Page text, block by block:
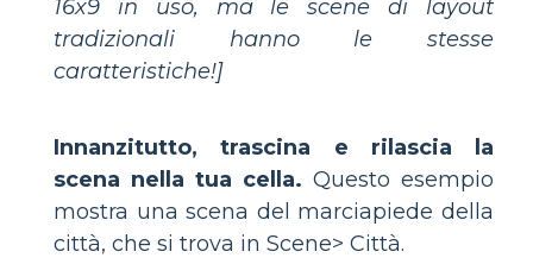
16x9 in uso, ma le scene di layout
tradizionali hanno le stesse
caratteristiche!]
Innanzitutto, trascina e rilascia la
scena nella tua cella. Questo esempio
mostra una scena del marciapiede della
città, che si trova in Scene> Città.